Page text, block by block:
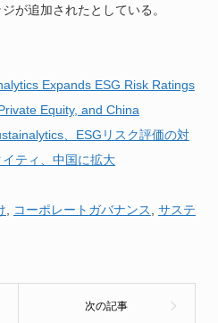
が追加されたとしている。
Expands ESG Risk Ratings
Equity, and China
、ESGリスク評価の対
ティ、中国に拡大
コーポレートガバナンス
サステ